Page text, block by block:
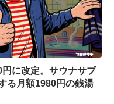
に改定。サウナサブ
る月額1980円の銭湯